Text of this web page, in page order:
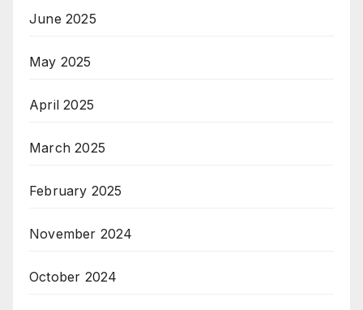
June 2025
May 2025
April 2025
March 2025
February 2025
November 2024
October 2024